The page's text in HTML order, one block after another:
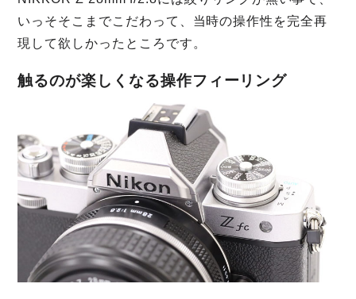
いっそそこまでこだわって、当時の操作性を完全再
現して欲しかったところです。
触るのが楽しくなる操作フィーリング